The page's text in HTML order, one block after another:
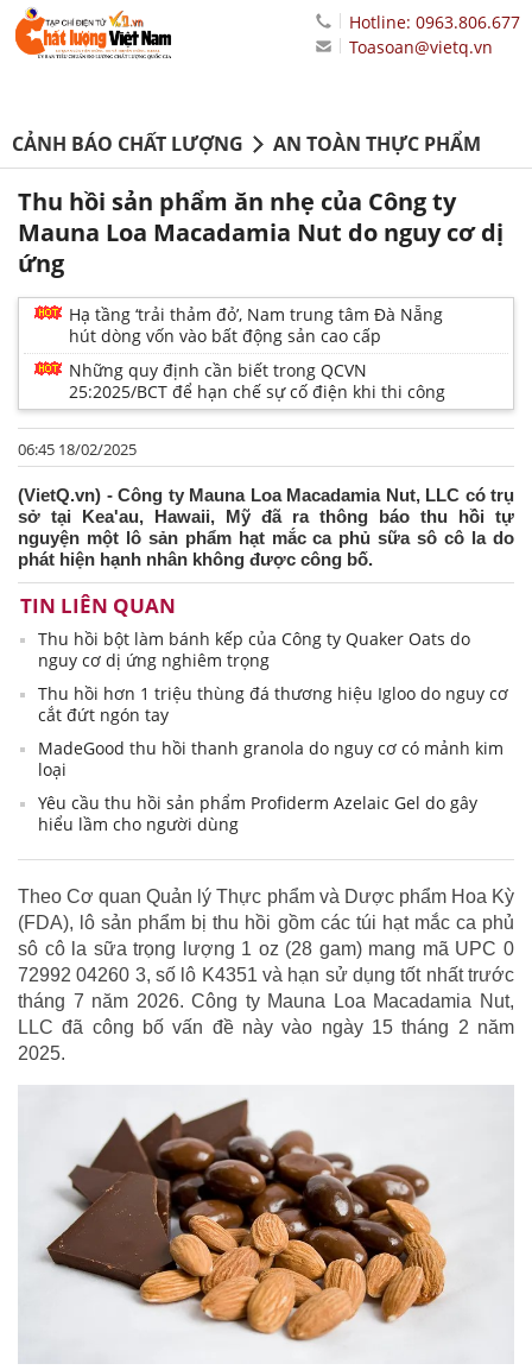
Hotline: 0963.806.677
Toasoan@vietq.vn
CẢNH BÁO CHẤT LƯỢNG AN TOÀN THỰC PHẨM
Thu hồi sản phẩm ăn nhẹ của Công ty
Mauna Loa Macadamia Nut do nguy cơ dị
ứng
Hạ tầng ‘trải thảm đỏ’, Nam trung tâm Đà Nẵng
hút dòng vốn vào bất động sản cao cấp
Những quy định cần biết trong QCVN
25:2025/BCT để hạn chế sự cố điện khi thi công
06:45 18/02/2025
(VietQ.vn) - Công ty Mauna Loa Macadamia Nut, LLC có trụ
sở tại Kea'au, Hawaii, Mỹ đã ra thông báo thu hồi tự
nguyện một lô sản phẩm hạt mắc ca phủ sữa sô cô la do
phát hiện hạnh nhân không được công bố.
TIN LIÊN QUAN
Thu hồi bột làm bánh kếp của Công ty Quaker Oats do
nguy cơ dị ứng nghiêm trọng
Thu hồi hơn 1 triệu thùng đá thương hiệu Igloo do nguy cơ
cắt đứt ngón tay
MadeGood thu hồi thanh granola do nguy cơ có mảnh kim
loại
Yêu cầu thu hồi sản phẩm Profiderm Azelaic Gel do gây
hiểu lầm cho người dùng
Theo Cơ quan Quản lý Thực phẩm và Dược phẩm Hoa Kỳ
(FDA), lô sản phẩm bị thu hồi gồm các túi hạt mắc ca phủ
sô cô la sữa trọng lượng 1 oz (28 gam) mang mã UPC 0
72992 04260 3, số lô K4351 và hạn sử dụng tốt nhất trước
tháng 7 năm 2026. Công ty Mauna Loa Macadamia Nut,
LLC đã công bố vấn đề này vào ngày 15 tháng 2 năm
2025.